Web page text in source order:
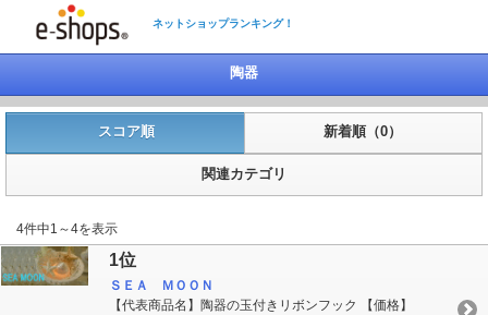
ネットショップランキング！
陶器
スコア順 新着順（0）
関連カテゴリ
4件中1～4を表示
1位
ＳＥＡ ＭＯＯＮ
【代表商品名】陶器の玉付きリボンフック 【価格】